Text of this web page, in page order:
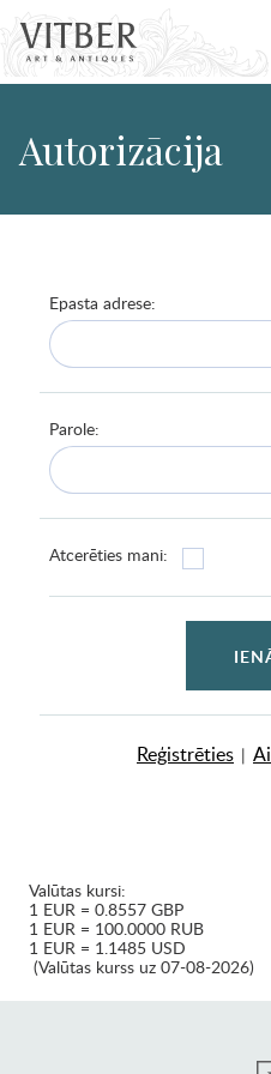
Autorizācija
Epasta adrese:
Parole:
Atcerēties mani:
Reģistrēties |
Valūtas kursi:
1 EUR = 0.8557 GBP
1 EUR = 100.0000 RUB
1 EUR = 1.1485 USD
(Valūtas kurss uz 07-08-2026)